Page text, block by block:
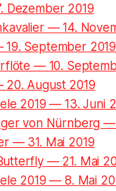
Dezember 2019
— 14.
September 2019
— 10.
20. August 2019
2019 — 13. Juni
von Nürnberg —
— 31. Mai 2019
— 21. Mai
2019 — 8. Mai